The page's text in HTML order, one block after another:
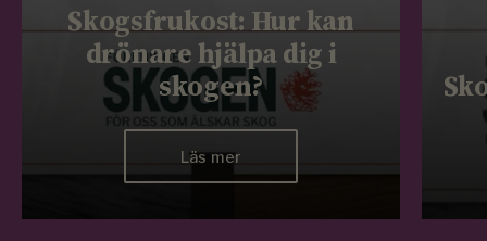
Skogsfrukost: Hur kan
drönare hjälpa dig i
skogen?
Läs mer